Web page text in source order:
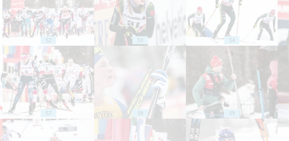
52 53 54
57 58 59